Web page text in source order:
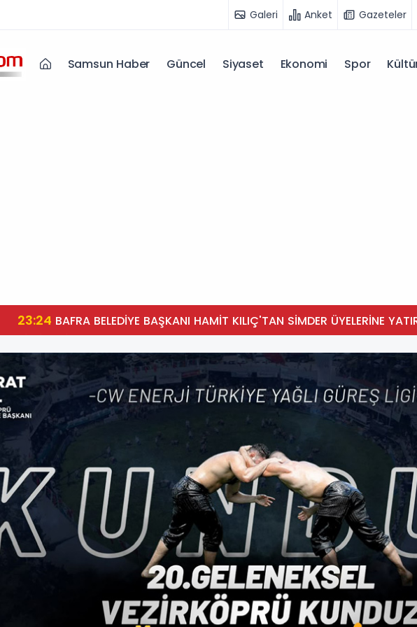
Galeri Anket Gazeteler
Samsun Haber Güncel Siyaset Ekonomi Spor
23:24
BİRLİKTE İMZA ATALIM"